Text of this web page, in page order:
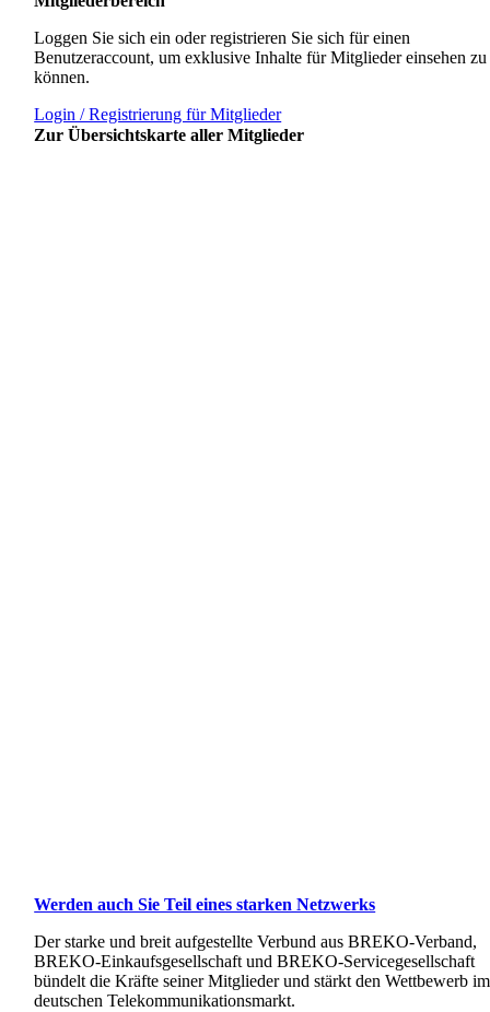
Loggen Sie sich ein oder registrieren Sie sich für einen
Benutzeraccount, um exklusive Inhalte für Mitglieder einsehen zu
können.
Login / Registrierung für Mitglieder
Zur Übersichtskarte aller Mitglieder
Werden auch Sie Teil eines starken Netzwerks
Der starke und breit aufgestellte Verbund aus BREKO-Verband,
BREKO-Einkaufsgesellschaft und BREKO-Servicegesellschaft
bündelt die Kräfte seiner Mitglieder und stärkt den Wettbewerb im
deutschen Telekommunikationsmarkt.